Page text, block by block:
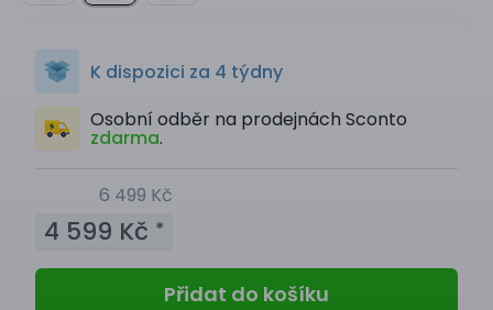
K dispozici za 4 týdny
Osobní odběr na prodejnách Sconto
zdarma.
6 499 Kč
4 599 Kč *
Přidat do košíku